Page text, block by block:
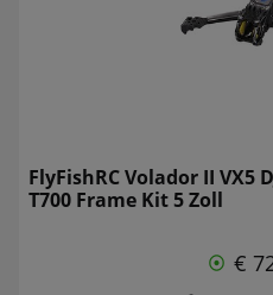
FlyFishRC Volador II VX5
T700 Frame Kit 5 Zoll
€